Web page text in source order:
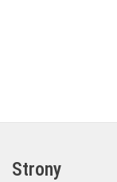
Strony